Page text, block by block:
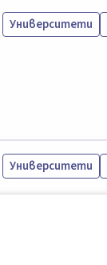
Университети
Университети